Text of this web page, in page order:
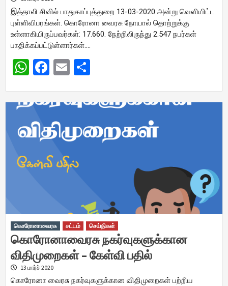
இத்தாலி சிவில் பாதுகாப்புத்துறை 13-03-2020 அன்று வெளியிட்ட
புள்ளிவிபரங்கள். கொரோனா வைரசு நோயால் தொற்றுக்கு
உள்ளாகியிருப்பவர்கள்: 17.660. நேற்றிலிருந்து 2.547 நபர்கள்
பாதிக்கப்பட்டுள்ளார்கள்….
WhatsApp
Facebook
Email
கொரோனாவைரசு சட்டம் செய்திகள்
கொரோனாவைரசு நகர்வுகளுக்கான
விதிமுறைகள் – கேள்வி பதில்
13 மார்ச் 2020
கொரோனா வைரசு நகர்வுகளுக்கான விதிமுறைகள் பற்றிய